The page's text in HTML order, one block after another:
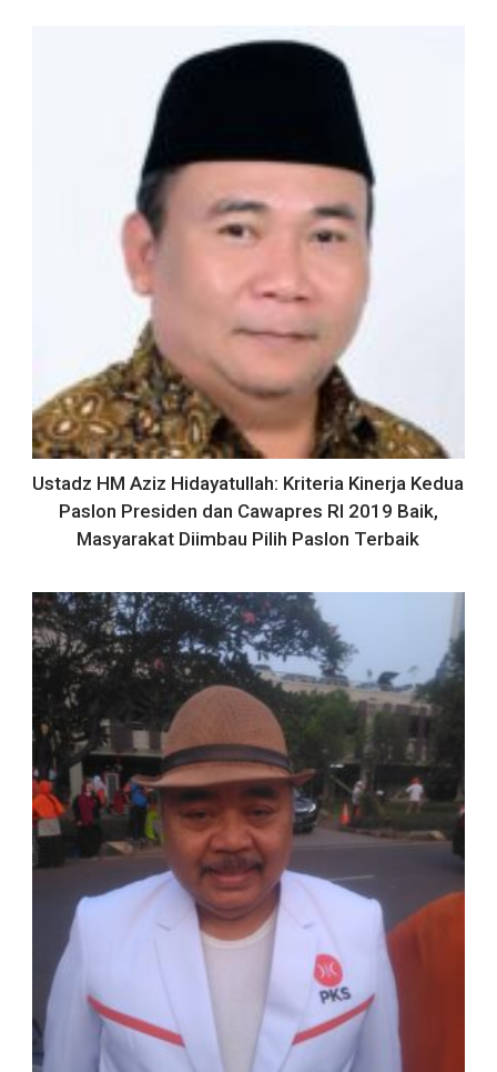
Ustadz HM Aziz Hidayatullah: Kriteria Kinerja Kedua
Paslon Presiden dan Cawapres RI 2019 Baik,
Masyarakat Diimbau Pilih Paslon Terbaik